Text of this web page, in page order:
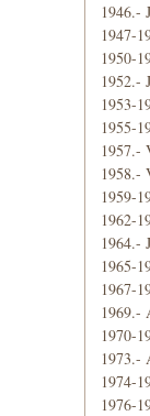
1946.-
1947-
1950-
1952.-
1953-
1955-
1957.-
1958.-
1959-
1962-
1964.-
1965-
1967-
1969.-
1970-
1973.-
1974-
1976-